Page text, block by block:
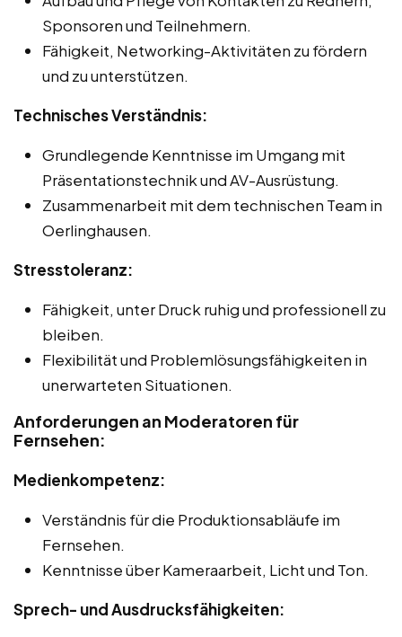
Sponsoren und Teilnehmern.
Fähigkeit, Networking-Aktivitäten zu fördern
und zu unterstützen.
Technisches Verständnis:
Grundlegende Kenntnisse im Umgang mit
Präsentationstechnik und AV-Ausrüstung.
Zusammenarbeit mit dem technischen Team in
Oerlinghausen.
Stresstoleranz:
Fähigkeit, unter Druck ruhig und professionell zu
bleiben.
Flexibilität und Problemlösungsfähigkeiten in
unerwarteten Situationen.
Anforderungen an Moderatoren für
Fernsehen:
Medienkompetenz:
Verständnis für die Produktionsabläufe im
Fernsehen.
Kenntnisse über Kameraarbeit, Licht und Ton.
Sprech- und Ausdrucksfähigkeiten: